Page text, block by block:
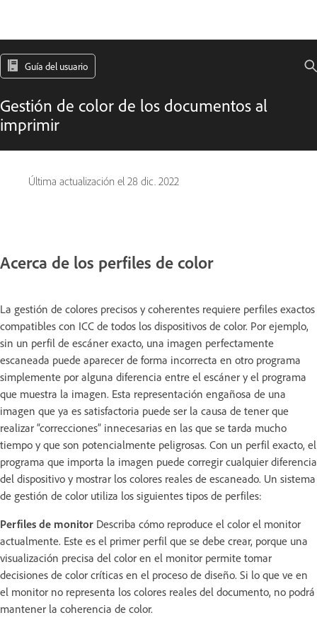
Guía del usuario
Gestión de color de los documentos al
imprimir
Última actualización el 28 dic. 2022
Acerca de los perfiles de color
La gestión de colores precisos y coherentes requiere perfiles exactos
compatibles con ICC de todos los dispositivos de color. Por ejemplo,
sin un perfil de escáner exacto, una imagen perfectamente
escaneada puede aparecer de forma incorrecta en otro programa
simplemente por alguna diferencia entre el escáner y el programa
que muestra la imagen. Esta representación engañosa de una
imagen que ya es satisfactoria puede ser la causa de tener que
realizar “correcciones” innecesarias en las que se tarda mucho
tiempo y que son potencialmente peligrosas. Con un perfil exacto, el
programa que importa la imagen puede corregir cualquier diferencia
del dispositivo y mostrar los colores reales de escaneado. Un sistema
de gestión de color utiliza los siguientes tipos de perfiles:
Perfiles de monitor Describa cómo reproduce el color el monitor
actualmente. Este es el primer perfil que se debe crear, porque una
visualización precisa del color en el monitor permite tomar
decisiones de color críticas en el proceso de diseño. Si lo que ve en
el monitor no representa los colores reales del documento, no podrá
mantener la coherencia de color.